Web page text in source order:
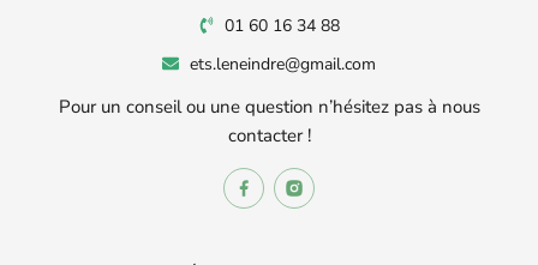
01 60 16 34 88
ets.leneindre@gmail.com
Pour un conseil ou une question n’hésitez pas à nous
contacter !